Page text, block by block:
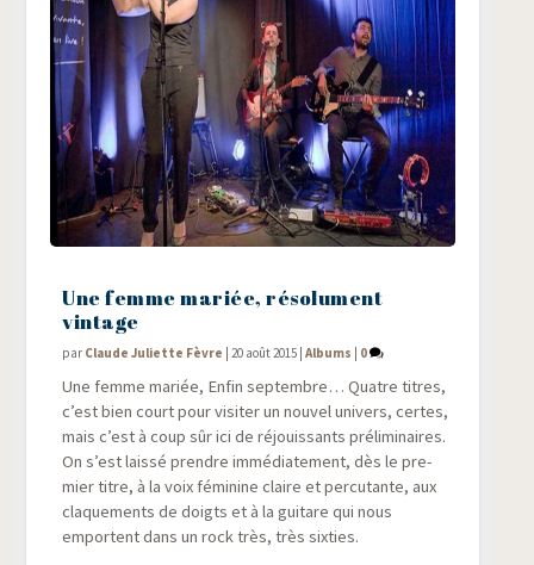
Une femme mariée, résolument
vintage
par Claude Juliette Fèvre |20 août 2015 |Albums 0
Une femme mariée, Enfin sep­tembre… Quatre titres,
c’est bien court pour visi­ter un nou­vel uni­vers, certes,
mais c’est à coup sûr ici de réjouis­sants pré­li­mi­naires.
On s’est lais­sé prendre immé­dia­te­ment, dès le pre­
mier titre, à la voix fémi­nine claire et per­cu­tante, aux
cla­que­ments de doigts et à la gui­tare qui nous
emportent dans un rock très, très sixties.